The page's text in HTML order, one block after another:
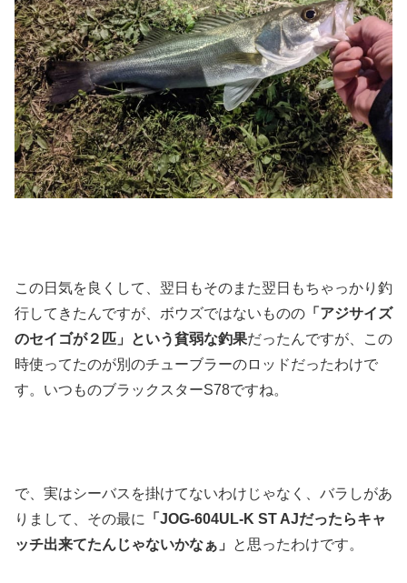
この日気を良くして、翌日もそのまた翌日もちゃっかり釣
行してきたんですが、ボウズではないものの 「アジサイズ
のセイゴが２匹」という貧弱な釣果だったんですが、この
時使ってたのが別のチューブラーのロッドだったわけで
す。いつものブラックスターS78ですね。
で、実はシーバスを掛けてないわけじゃなく、バラしがあ
りまして、その最に
「JOG-604UL-K ST AJだったらキャ
ッチ出来てたんじゃないかなぁ」
と思ったわけです。